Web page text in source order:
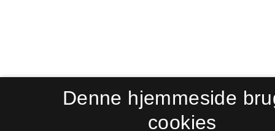
Denne hjemmeside
cookies